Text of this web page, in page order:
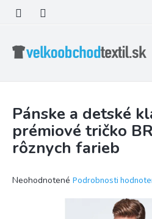
obsah
Pánske a detské
prémiové tričko
rôznych farieb
Priemerné
Neohodnotené Podrobnosti